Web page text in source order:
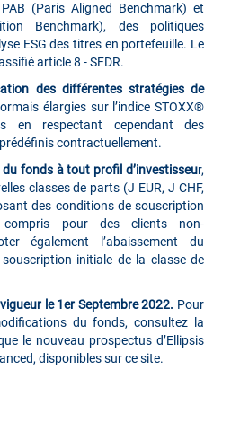
(Paris Aligned Benchmark) et
Benchmark), des politiques
ESG des titres en portefeuille. Le
article 8 - SFDR.
des différentes stratégies de
élargies sur l’indice STOXX®
en respectant cependant des
contractuellement.
du fonds à tout profil d’investisseur,
classes de parts (J EUR, J CHF,
des conditions de souscription
compris pour des clients non-
également l’abaissement du
initiale de la classe de
le 1er Septembre 2022. Pour
du fonds, consultez la
le nouveau prospectus d’Ellipsis
disponibles sur ce site.